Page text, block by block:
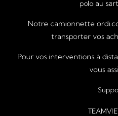
polo au
Notre camionnette
transporter vos
Pour vos interventions à
vous